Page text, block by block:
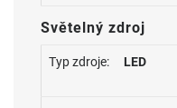
Světelný zdroj
Typ zdroje: LED